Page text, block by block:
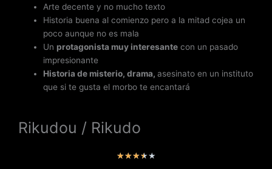
Arte decente y no mucho texto
Historia buena al comienzo pero a la mitad cojea un
poco aunque no es mala
Unprotagonista muy interesante con un pasado
impresionante
Historia de misterio, drama,asesinato en un instituto
que si te gusta el morbo te encantará
Rikudou / Rikudo
★★★★★V